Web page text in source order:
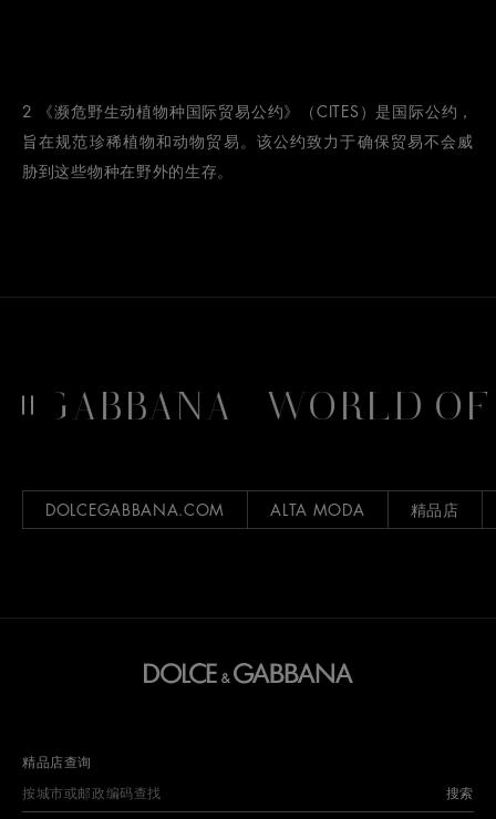
2 《濒危野生动植物种国际贸易公约》（CITES）是国际公约，
旨在规范珍稀植物和动物贸易。该公约致力于确保贸易不会威
胁到这些物种在野外的生存。
WORLD
DOLCEGABBANA.COM ALTA MODA 精品店
精品店查询
搜索